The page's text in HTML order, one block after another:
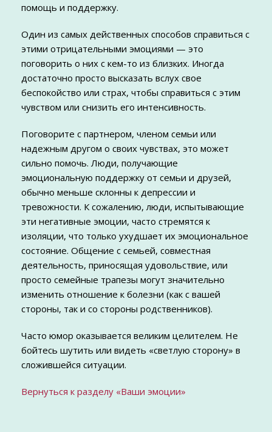
помощь и поддержку.
Один из самых действенных способов справиться с
этими отрицательными эмоциями — это
поговорить о них с кем-то из близких. Иногда
достаточно просто высказать вслух свое
беспокойство или страх, чтобы справиться с этим
чувством или снизить его интенсивность.
Поговорите с партнером, членом семьи или
надежным другом о своих чувствах, это может
сильно помочь. Люди, получающие
эмоциональную поддержку от семьи и друзей,
обычно меньше склонны к депрессии и
тревожности. К сожалению, люди, испытывающие
эти негативные эмоции, часто стремятся к
изоляции, что только ухудшает их эмоциональное
состояние. Общение с семьей, совместная
деятельность, приносящая удовольствие, или
просто семейные трапезы могут значительно
изменить отношение к болезни (как с вашей
стороны, так и со стороны родственников).
Часто юмор оказывается великим целителем. Не
бойтесь шутить или видеть «светлую сторону» в
сложившейся ситуации.
Вернуться к разделу «Ваши эмоции»